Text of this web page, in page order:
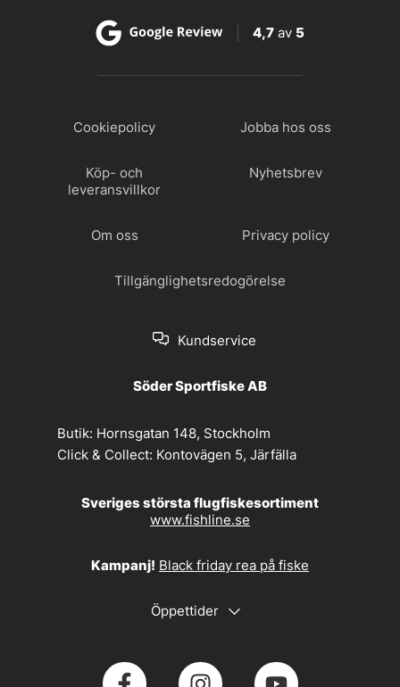
4,7 av 5
Cookiepolicy Jobba hos oss
Köp- och
leveransvillkor
Nyhetsbrev
Om oss Privacy policy
Tillgänglighetsredogörelse
Kundservice
Söder Sportfiske AB
Butik: Hornsgatan 148, Stockholm
Click & Collect: Kontovägen 5, Järfälla
Sveriges största flugfiskesortiment
www.fishline.se
Kampanj! Black friday rea på fiske
Öppettider